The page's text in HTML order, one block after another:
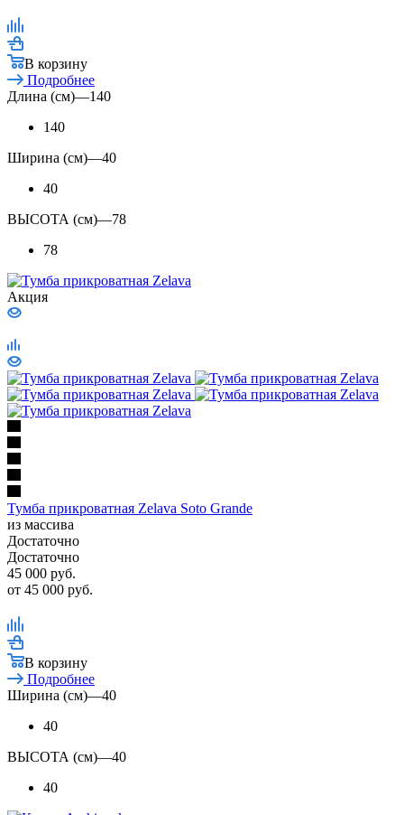
В корзину
Подробнее
Длина (см)—140
140
Ширина (см)—40
40
ВЫСОТА (см)—78
78
Акция
Тумба прикроватная Zelava Soto Grande
из массива
Достаточно
Достаточно
45 000 руб.
от 45 000 руб.
В корзину
Подробнее
Ширина (см)—40
40
ВЫСОТА (см)—40
40